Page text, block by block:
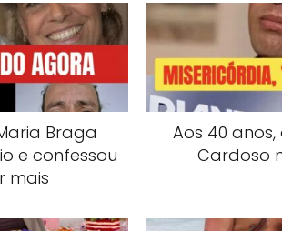
Braga
e confessou
mais
Aos 40
Cardoso